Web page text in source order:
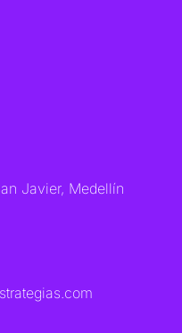
Javier, Medellín